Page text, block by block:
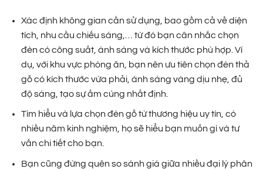
Xác định không gian cần sử dụng, bao gồm cả về diện
tích, nhu cầu chiếu sáng,… từ đó bạn cân nhắc chọn
đèn có công suất, ánh sáng và kích thước phù hợp. Ví
dụ, với khu vực phòng ăn, bạn nên ưu tiên chọn đèn thả
gỗ có kích thước vừa phải, ánh sáng vàng dịu nhẹ, đủ
độ sáng, tạo sự ấm cúng nhất định.
Tìm hiểu và lựa chọn đèn gỗ từ thương hiệu uy tín, có
nhiều năm kinh nghiệm, họ sẽ hiểu bạn muốn gì và tư
vấn chi tiết cho bạn.
Bạn cũng đừng quên so sánh giá giữa nhiều đại lý phân